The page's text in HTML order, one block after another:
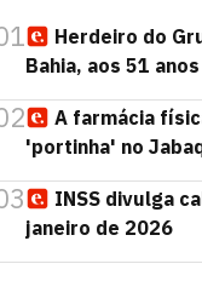
Herdeiro do
Bahia, aos 51 anos
A farmácia
'portinha' no
INSS divulga
janeiro de 2026